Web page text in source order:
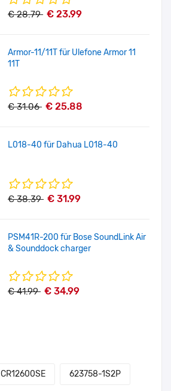
€ 28.79 € 23.99
Armor-11/11T für Ulefone Armor 11
11T
€ 31.06 € 25.88
L018-40 für Dahua L018-40
€ 38.39 € 31.99
PSM41R-200 für Bose SoundLink Air
& Sounddock charger
€ 41.99 € 34.99
CR12600SE 623758-1S2P